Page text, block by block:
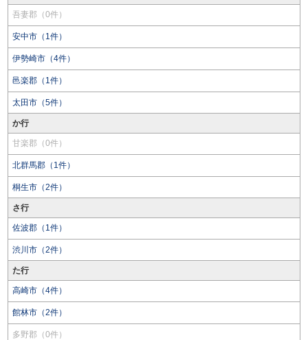
吾妻郡（0件）
安中市（1件）
伊勢崎市（4件）
邑楽郡（1件）
太田市（5件）
か行
甘楽郡（0件）
北群馬郡（1件）
桐生市（2件）
さ行
佐波郡（1件）
渋川市（2件）
た行
高崎市（4件）
館林市（2件）
多野郡（0件）